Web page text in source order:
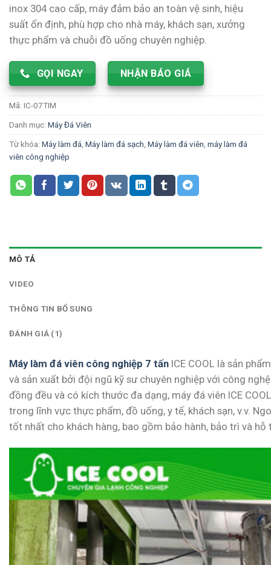
inox 304 cao cấp, máy đảm bảo an toàn vệ sinh, hiệu
suất ổn định, phù hợp cho nhà máy, khách sạn, xưởng
thực phẩm và chuỗi đồ uống chuyên nghiệp.
GỌI NGAY NHẬN BÁO GIÁ
Mã: IC-07TIM
Danh mục: Máy Đá Viên
Từ khóa: Máy làm đá, Máy làm đá sạch, Máy làm đá viên, máy làm đá
viên công nghiệp
MÔ TẢ
VIDEO
THÔNG TIN BỔ SUNG
ĐÁNH GIÁ (1)
Máy làm đá viên công nghiệp 7 tấn ICE COOL là sản
và sản xuất bởi đội ngũ kỹ sư chuyên nghiệp với công
đồng đều và có kích thước đa dạng, máy đá viên ICE
trong lĩnh vực thực phẩm, đồ uống, y tế, khách sạn, v.v.
tốt nhất cho khách hàng, bao gồm bảo hành, bảo trì và hỗ